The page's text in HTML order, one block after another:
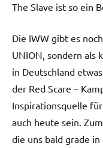
The Slave ist so ein
Die IWW gibt es
UNION, sondern als
in Deutschland
der Red Scare –
Inspirationsquelle
auch heute sein.
die uns bald grade